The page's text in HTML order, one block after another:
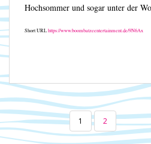
Hochsommer und sogar unter der
Short URLhttps://www.boombatzeentertainment.de/9N6Ax
DER
1 2